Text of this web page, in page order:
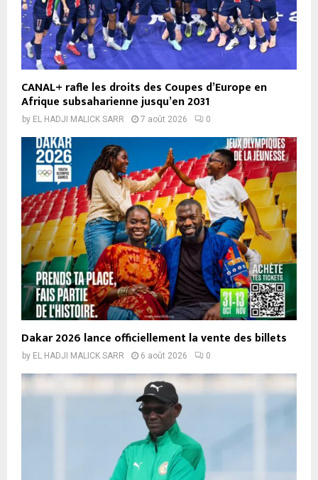
CANAL+ rafle les droits des Coupes d’Europe en
Afrique subsaharienne jusqu’en 2031
by EL HADJI MALICK SARR 7 août 2026 0
Dakar 2026 lance officiellement la vente des billets
by EL HADJI MALICK SARR 6 août 2026 0